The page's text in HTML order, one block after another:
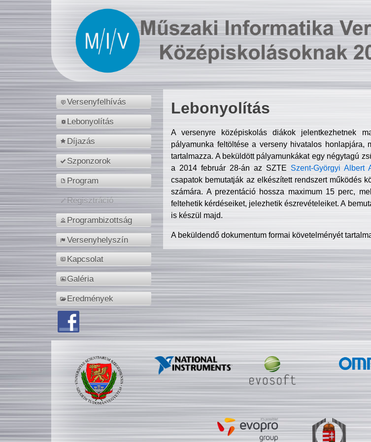
Versenyfelhívás
Lebonyolítás
Díjazás
Szponzorok
Program
Regisztráció
Programbizottság
Versenyhelyszín
Kapcsolat
Galéria
Eredmények
Lebonyolítás
A versenyre középiskolás diákok jelentkezhetnek
pályamunka feltöltése a verseny hivatalos
tartalmazza. A beküldött pályamunkákat egy négytagú
a 2014 február 28-án az SZTE Szent-Györgyi Albert
csapatok bemutatják az elkészített rendszert működés
számára. A prezentáció hossza maximum 15 perc,
feltehetik kérdéseiket, jelezhetik észrevételeiket. A
is készül majd.
A beküldendő dokumentum formai követelményét